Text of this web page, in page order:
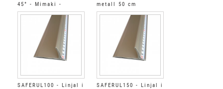
45° - Mimaki -
Summagraphic
metall 50 cm
SAFERUL100 - Linjal i
SAFERUL150 - Linjal i